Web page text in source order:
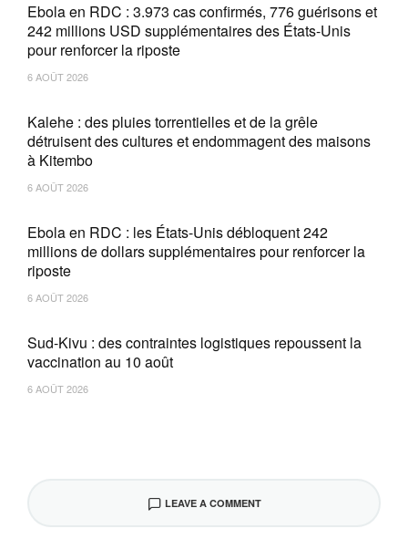
Ebola en RDC : 3.973 cas confirmés, 776 guérisons et
242 millions USD supplémentaires des États-Unis
pour renforcer la riposte
6 AOÛT 2026
Kalehe : des pluies torrentielles et de la grêle
détruisent des cultures et endommagent des maisons
à Kitembo
6 AOÛT 2026
Ebola en RDC : les États-Unis débloquent 242
millions de dollars supplémentaires pour renforcer la
riposte
6 AOÛT 2026
Sud-Kivu : des contraintes logistiques repoussent la
vaccination au 10 août
6 AOÛT 2026
LEAVE A COMMENT